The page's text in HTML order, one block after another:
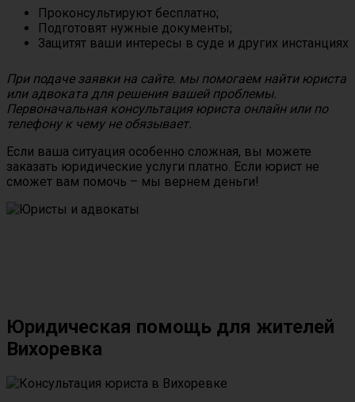
Проконсультируют бесплатно;
Подготовят нужные документы;
Защитят ваши интересы в суде и других инстанциях
При подаче заявки на сайте. мы помогаем найти юриста
или адвоката для решения вашей проблемы.
Первоначальная консультация юриста онлайн или по
телефону к чему не обязывает.
Если ваша ситуация особенно сложная, вы можете
заказать юридические услуги платно. Если юрист не
сможет вам помочь – мы вернем деньги!
Юридическая помощь для жителей
Вихоревка